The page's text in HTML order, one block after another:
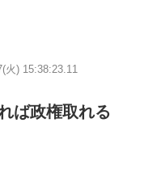
火) 15:38:23.11
ば政権取れる